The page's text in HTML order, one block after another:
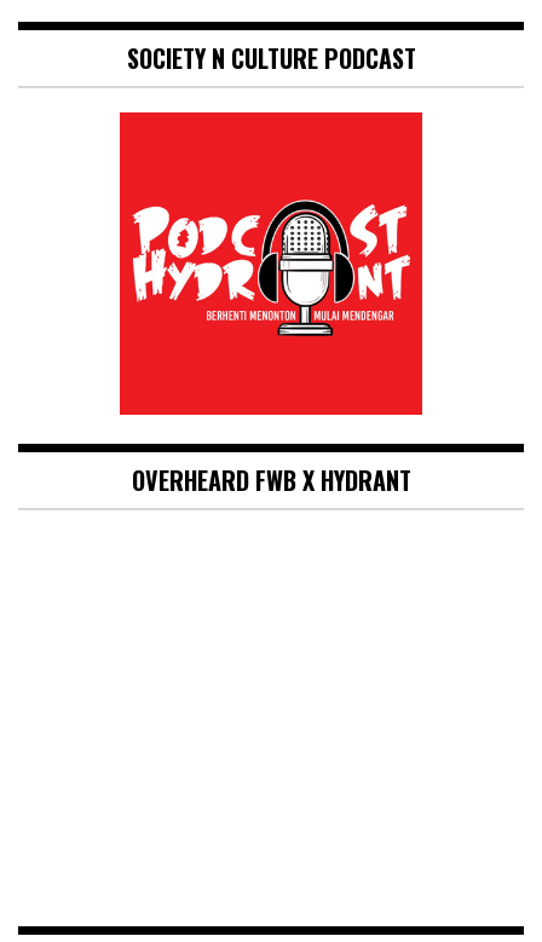
SOCIETY N CULTURE PODCAST
OVERHEARD FWB X HYDRANT